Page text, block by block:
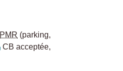
PMR (parking,
CB acceptée,